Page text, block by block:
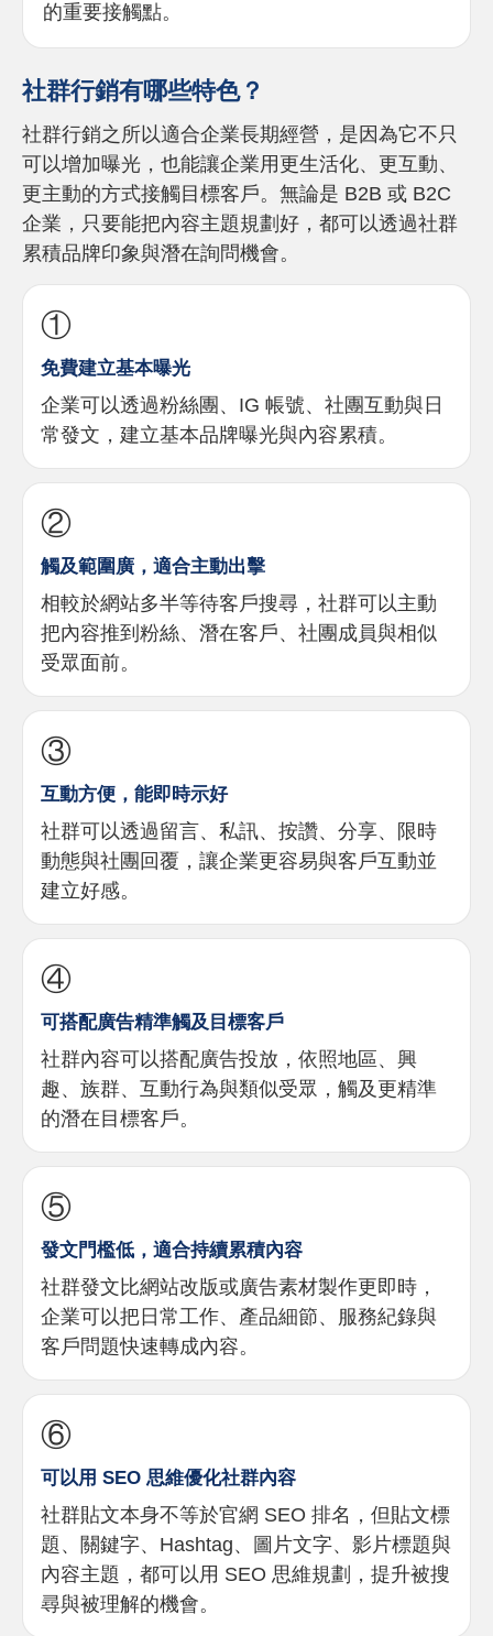
的重要接觸點。
社群行銷有哪些特色？
社群行銷之所以適合企業長期經營，是因為它不只
可以增加曝光，也能讓企業用更生活化、更互動、
更主動的方式接觸目標客戶。無論是 B2B 或 B2C
企業，只要能把內容主題規劃好，都可以透過社群
累積品牌印象與潛在詢問機會。
①
免費建立基本曝光
企業可以透過粉絲團、IG 帳號、社團互動與日
常發文，建立基本品牌曝光與內容累積。
②
觸及範圍廣，適合主動出擊
相較於網站多半等待客戶搜尋，社群可以主動
把內容推到粉絲、潛在客戶、社團成員與相似
受眾面前。
③
互動方便，能即時示好
社群可以透過留言、私訊、按讚、分享、限時
動態與社團回覆，讓企業更容易與客戶互動並
建立好感。
④
可搭配廣告精準觸及目標客戶
社群內容可以搭配廣告投放，依照地區、興
趣、族群、互動行為與類似受眾，觸及更精準
的潛在目標客戶。
⑤
發文門檻低，適合持續累積內容
社群發文比網站改版或廣告素材製作更即時，
企業可以把日常工作、產品細節、服務紀錄與
客戶問題快速轉成內容。
⑥
可以用 SEO 思維優化社群內容
社群貼文本身不等於官網 SEO 排名，但貼文標
題、關鍵字、Hashtag、圖片文字、影片標題與
內容主題，都可以用 SEO 思維規劃，提升被搜
尋與被理解的機會。